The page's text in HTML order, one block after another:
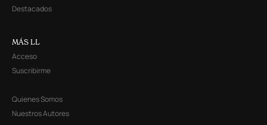
Destacados
MÁS LL
Acceso
Suscribirme
Quienes Somos
Nuestros Autores